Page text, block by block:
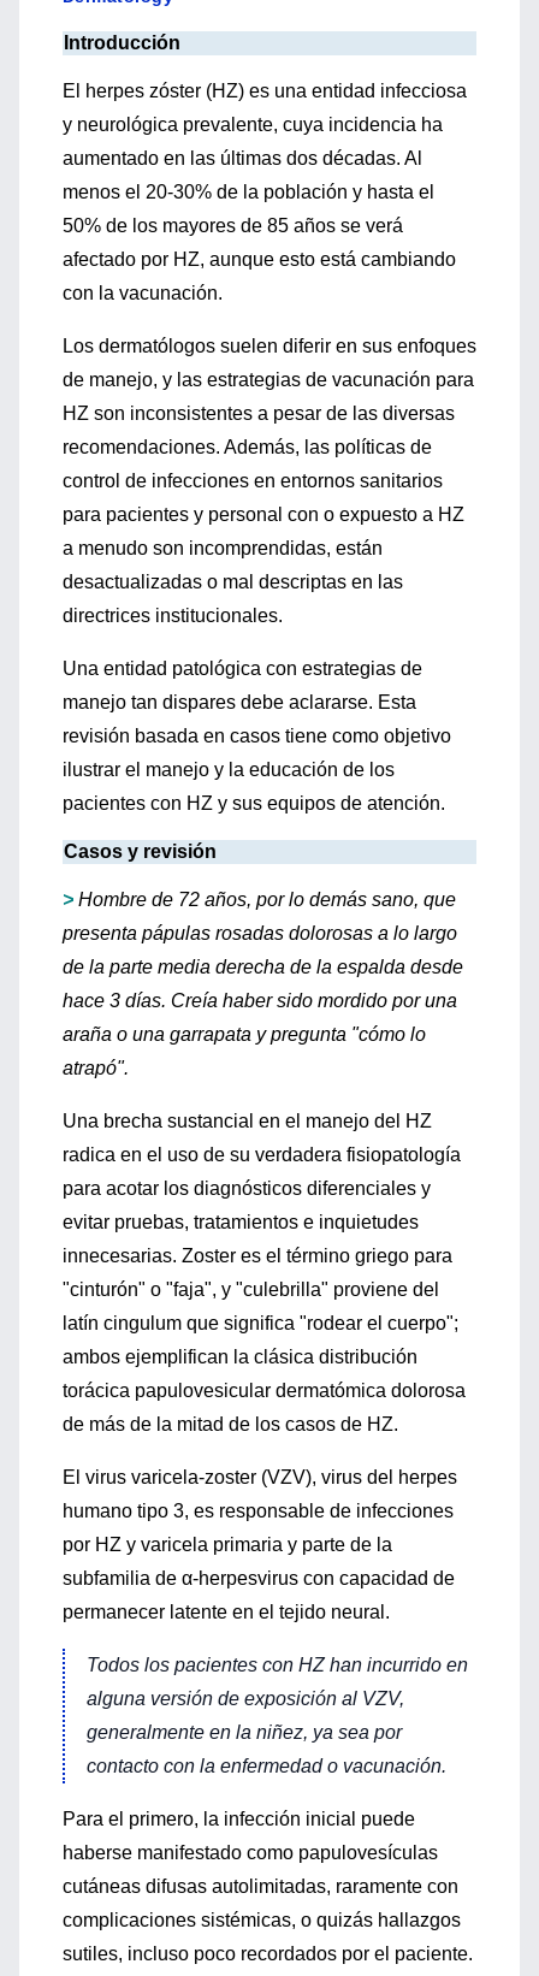
Introducción
El herpes zóster (HZ) es una entidad infecciosa
y neurológica prevalente, cuya incidencia ha
aumentado en las últimas dos décadas. Al
menos el 20-30% de la población y hasta el
50% de los mayores de 85 años se verá
afectado por HZ, aunque esto está cambiando
con la vacunación.
Los dermatólogos suelen diferir en sus enfoques
de manejo, y las estrategias de vacunación para
HZ son inconsistentes a pesar de las diversas
recomendaciones. Además, las políticas de
control de infecciones en entornos sanitarios
para pacientes y personal con o expuesto a HZ
a menudo son incomprendidas, están
desactualizadas o mal descriptas en las
directrices institucionales.
Una entidad patológica con estrategias de
manejo tan dispares debe aclararse. Esta
revisión basada en casos tiene como objetivo
ilustrar el manejo y la educación de los
pacientes con HZ y sus equipos de atención.
Casos y revisión
> Hombre de 72 años, por lo demás sano, que
presenta pápulas rosadas dolorosas a lo largo
de la parte media derecha de la espalda desde
hace 3 días. Creía haber sido mordido por una
araña o una garrapata y pregunta "cómo lo
atrapó".
Una brecha sustancial en el manejo del HZ
radica en el uso de su verdadera fisiopatología
para acotar los diagnósticos diferenciales y
evitar pruebas, tratamientos e inquietudes
innecesarias. Zoster es el término griego para
"cinturón" o "faja", y "culebrilla" proviene del
latín cingulum que significa "rodear el cuerpo";
ambos ejemplifican la clásica distribución
torácica papulovesicular dermatómica dolorosa
de más de la mitad de los casos de HZ.
El virus varicela-zoster (VZV), virus del herpes
humano tipo 3, es responsable de infecciones
por HZ y varicela primaria y parte de la
subfamilia de α-herpesvirus con capacidad de
permanecer latente en el tejido neural.
Todos los pacientes con HZ han incurrido en
alguna versión de exposición al VZV,
generalmente en la niñez, ya sea por
contacto con la enfermedad o vacunación.
Para el primero, la infección inicial puede
haberse manifestado como papulovesículas
cutáneas difusas autolimitadas, raramente con
complicaciones sistémicas, o quizás hallazgos
sutiles, incluso poco recordados por el paciente.